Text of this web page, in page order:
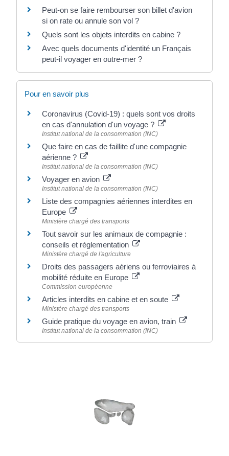
Peut-on se faire rembourser son billet d'avion
si on rate ou annule son vol ?
Quels sont les objets interdits en cabine ?
Avec quels documents d'identité un Français
peut-il voyager en outre-mer ?
Pour en savoir plus
Coronavirus (Covid-19) : quels sont vos droits
en cas d'annulation d'un voyage ?
Institut national de la consommation (INC)
Que faire en cas de faillite d'une compagnie
aérienne ?
Institut national de la consommation (INC)
Voyager en avion
Institut national de la consommation (INC)
Liste des compagnies aériennes interdites en
Europe
Ministère chargé des transports
Tout savoir sur les animaux de compagnie :
conseils et réglementation
Ministère chargé de l'agriculture
Droits des passagers aériens ou ferroviaires à
mobilité réduite en Europe
Commission européenne
Articles interdits en cabine et en soute
Ministère chargé des transports
Guide pratique du voyage en avion, train
Institut national de la consommation (INC)